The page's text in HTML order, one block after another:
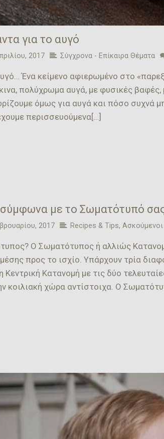
για το αυγό
2017 Σύγχρονα - Επίκαιρα Θέματα
Ένα κείμενο αφιερωμένο στο
πολύχρωμα αυγά, με φυσικές
όμως για αυγά και πόσο συχνά
περισσευούμενα[…]
με το Σωματότυπό
2017 Recipes & Tips,
Ο Σωματότυπος ή αλλιώς
προς το ισχίο. Υπάρχουν τρία
Κεντρική Κατανομή με τις δύο
κοιλιακή χώρα αντίστοιχα. Ο